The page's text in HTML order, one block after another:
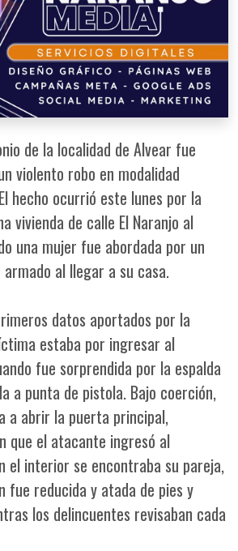
de la localidad de Alvear fue
violento robo en modalidad
hecho ocurrió este lunes por la
vivienda de calle El Naranjo al
una mujer fue abordada por un
al llegar a su casa.
datos aportados por la
estaba por ingresar al
fue sorprendida por la espalda
a punta de pistola. Bajo coerción,
a abrir la puerta principal,
que el atacante ingresó al
el interior se encontraba su pareja,
fue reducida y atada de pies y
los delincuentes revisaban cada